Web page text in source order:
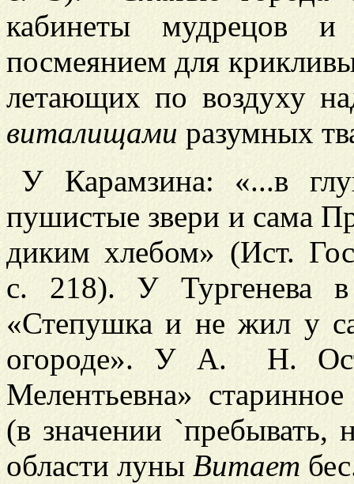
кабинеты мудрецов
посмеянием для
летающих по воздуху
виталищами разумных
У Карамзина: «...в
пушистые звери и сама
диким хлебом» (Ист.
с. 218). У Тургенева в
«Степушка и не жил у
огороде». У А. Н.
Мелентьевна»
(в значении `пребывать,
области луны Витает